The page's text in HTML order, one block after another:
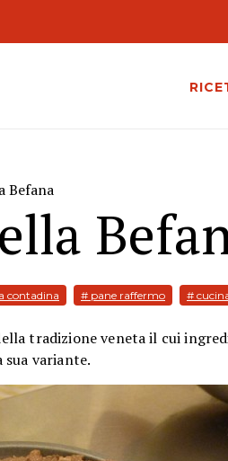
Befana
contadina # pane raffermo #
tradizione veneta il cui
variante.